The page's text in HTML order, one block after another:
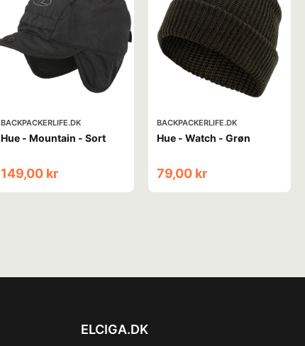
BACKPACKERLIFE.DK
Hue - Mountain - Sort
149,00 kr
BACKPACKERLIFE.DK
Hue - Watch - Grøn
79,00 kr
ELCIGA.DK